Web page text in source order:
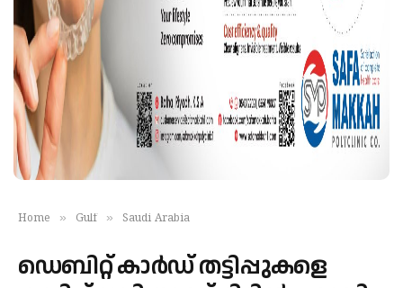
Home » Gulf » Saudi Arabia
ഡെബിറ്റ് കാർഡ് തട്ടിപ്പുകളെ